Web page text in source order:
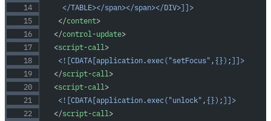
    </TABLE></span></span></DIV>]]>
   </
content>
  </
control-update>
  <
script-call>
   <![CDATA[application.exec("setFocus",{});]]>
  </
script-call>
  <
script-call>
   <![CDATA[application.exec("unlock",{});]]>
  </
script-call>